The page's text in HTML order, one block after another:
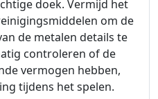
doek. Vermijd het
om de
de metalen details te
controleren of de
vermogen hebben,
tijdens het spelen.